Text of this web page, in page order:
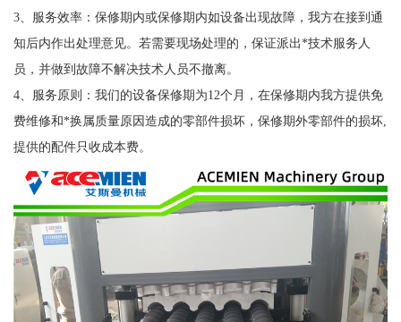
3、服务效率：保修期内或保修期内如设备出现故障，我方在接到通
知后内作出处理意见。若需要现场处理的，保证派出*技术服务人
员，并做到故障不解决技术人员不撤离。
4、服务原则：我们的设备保修期为12个月，在保修期内我方提供免
费维修和*换属质量原因造成的零部件损坏，保修期外零部件的损坏,
提供的配件只收成本费。